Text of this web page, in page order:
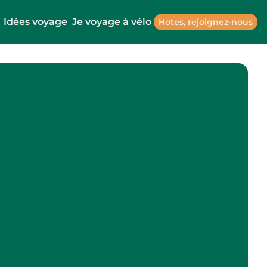
Idées voyage Je voyage à vélo Hotes, rejoignez-nous